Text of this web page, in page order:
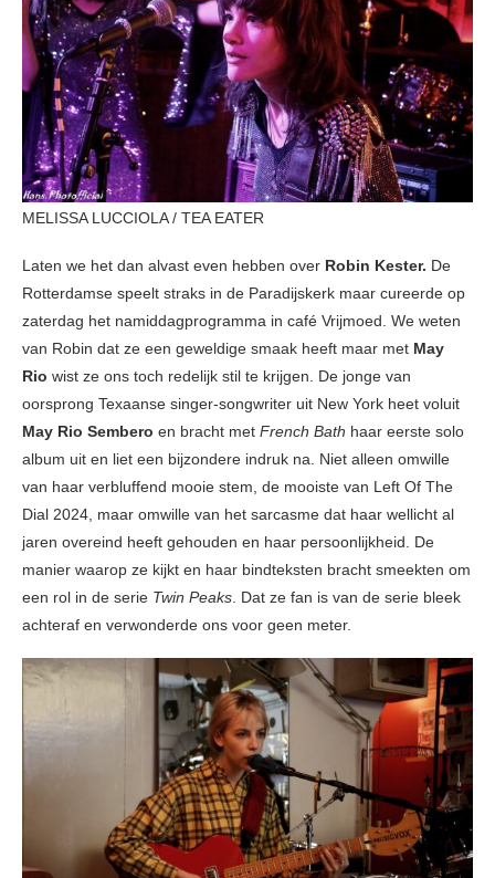
MELISSA LUCCIOLA / TEA EATER
Laten we het dan alvast even hebben over Robin Kester. De
Rotterdamse speelt straks in de Paradijskerk maar cureerde op
zaterdag het namiddagprogramma in café Vrijmoed. We weten
van Robin dat ze een geweldige smaak heeft maar met May
Rio wist ze ons toch redelijk stil te krijgen. De jonge van
oorsprong Texaanse singer-songwriter uit New York heet voluit
May Rio Sembero en bracht met French Bath haar eerste solo
album uit en liet een bijzondere indruk na. Niet alleen omwille
van haar verbluffend mooie stem, de mooiste van Left Of The
Dial 2024, maar omwille van het sarcasme dat haar wellicht al
jaren overeind heeft gehouden en haar persoonlijkheid. De
manier waarop ze kijkt en haar bindteksten bracht smeekten om
een rol in de serie Twin Peaks. Dat ze fan is van de serie bleek
achteraf en verwonderde ons voor geen meter.